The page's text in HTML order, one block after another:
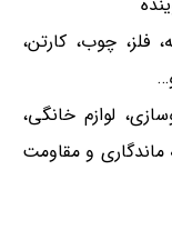
فلز، چوب، کارتن،
لوازم خانگی،
و مقاومت